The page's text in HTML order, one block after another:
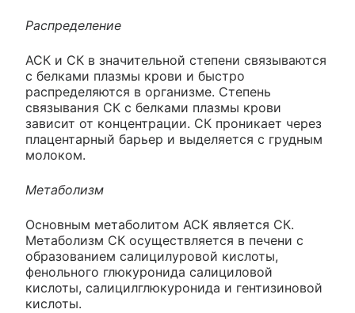
Распределение
АСК и СК в значительной степени связываются
с белками плазмы крови и быстро
распределяются в организме. Степень
связывания СК с белками плазмы крови
зависит от концентрации. СК проникает через
плацентарный барьер и выделяется с грудным
молоком.
Метаболизм
Основным метаболитом АСК является СК.
Метаболизм СК осуществляется в печени с
образованием салицилуровой кислоты,
фенольного глюкуронида салициловой
кислоты, салицилглюкуронида и гентизиновой
кислоты.